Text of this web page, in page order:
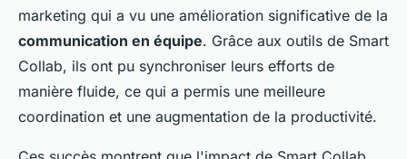
marketing qui a vu une amélioration significative de la
communication en équipe. Grâce aux outils de Smart
Collab, ils ont pu synchroniser leurs efforts de
manière fluide, ce qui a permis une meilleure
coordination et une augmentation de la productivité.